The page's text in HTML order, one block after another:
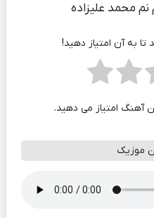
محمد علیزاده
به آن امتیاز دهید!
آهنگ امتیاز می دهید.
موزیک